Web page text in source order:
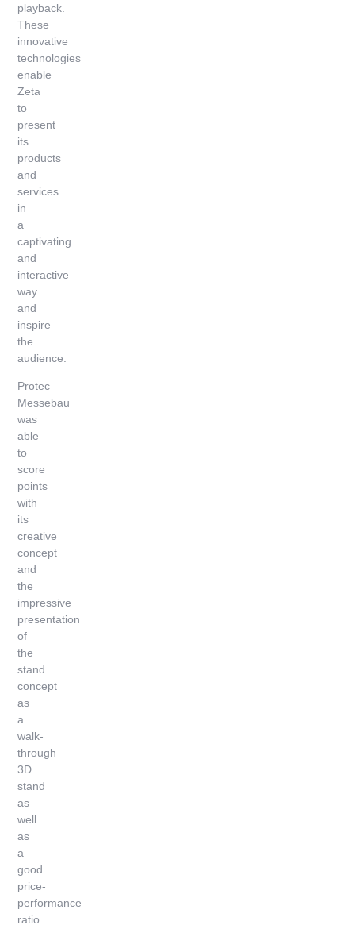
playback.
These
innovative
technologies
enable
Zeta
to
present
its
products
and
services
in
a
captivating
and
interactive
way
and
inspire
the
audience.
Protec
Messebau
was
able
to
score
points
with
its
creative
concept
and
the
impressive
presentation
of
the
stand
concept
as
a
walk-
through
3D
stand
as
well
as
a
good
price-
performance
ratio.